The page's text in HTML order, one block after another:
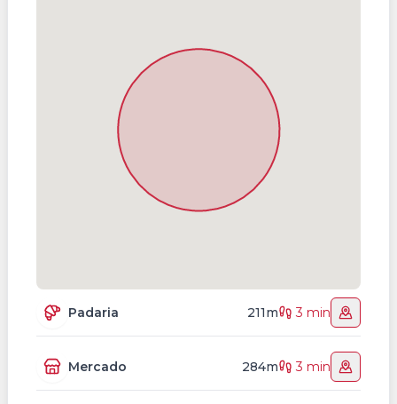
Padaria 211m 3 min
Mercado 284m 3 min